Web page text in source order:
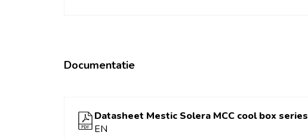
Documentatie
Datasheet Mestic Solera MCC cool box series
EN